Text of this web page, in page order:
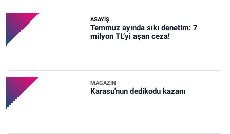
ASAYİŞ
Temmuz ayında sıkı denetim: 7
milyon TL’yi aşan ceza!
MAGAZİN
Karasu'nun dedikodu kazanı